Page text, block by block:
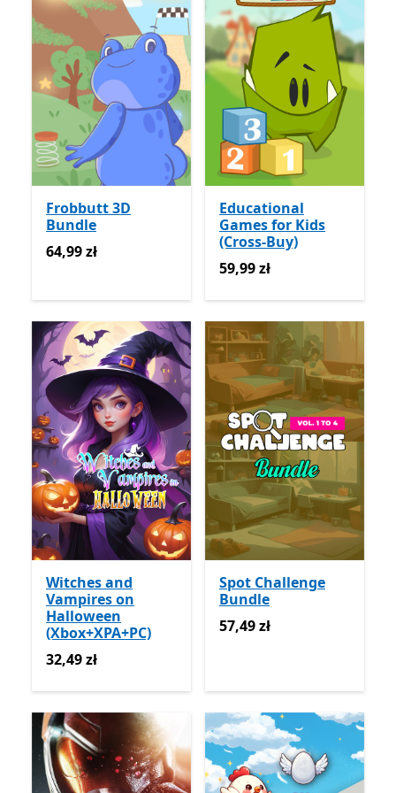
Frobbutt 3D
Bundle
64,99 zł
64,99 zł
Educational
Games for Kids
(Cross-Buy)
59,99 zł
59,99 zł
Witches and
Vampires on
Halloween
(Xbox+XPA+PC)
32,49 zł
32,49 zł
Spot Challenge
Bundle
57,49 zł
57,49 zł